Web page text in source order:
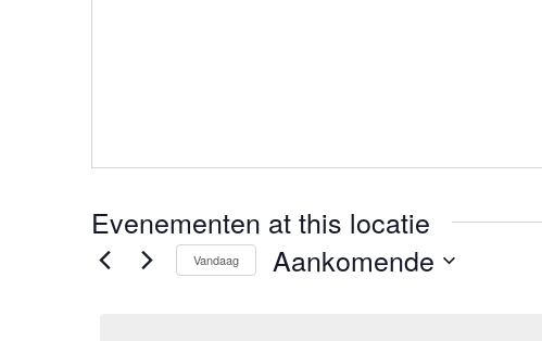
Evenementen at this locatie
Vandaag Aankomende